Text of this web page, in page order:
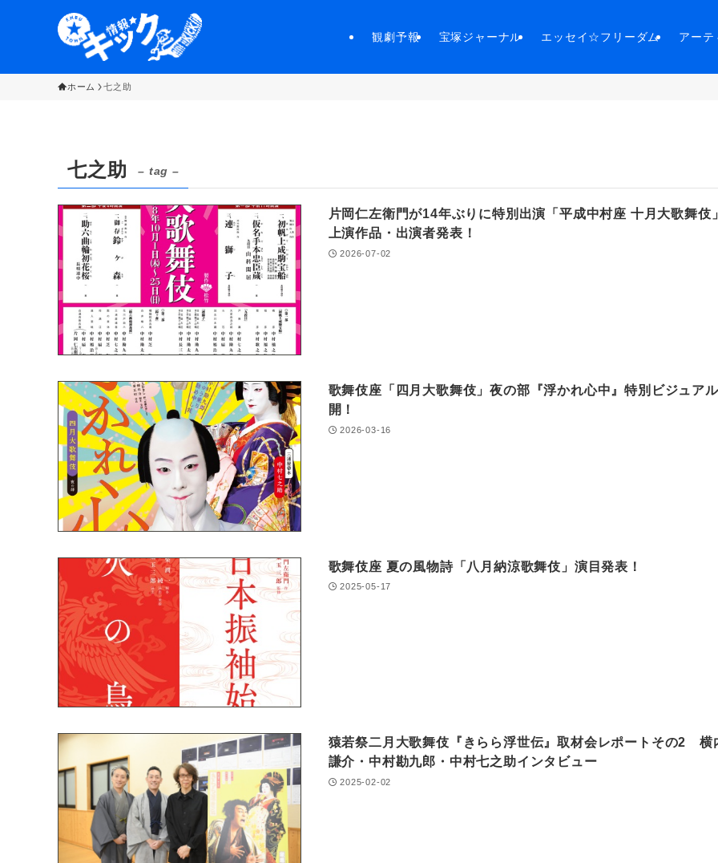
観劇予報 宝塚ジャーナル エッセイ☆フリーダム アーテ
ホーム 七之助
七之助 – tag –
片岡仁左衛門が14年ぶりに特別出演「平成中村座 十月大歌舞伎
上演作品・出演者発表！
2026-07-02
歌舞伎座「四月大歌舞伎」夜の部『浮かれ心中』特別ビジュア
開！
2026-03-16
歌舞伎座 夏の風物詩「八月納涼歌舞伎」演目発表！
2025-05-17
猿若祭二月大歌舞伎『きらら浮世伝』取材会レポートその2 横
謙介・中村勘九郎・中村七之助インタビュー
2025-02-02